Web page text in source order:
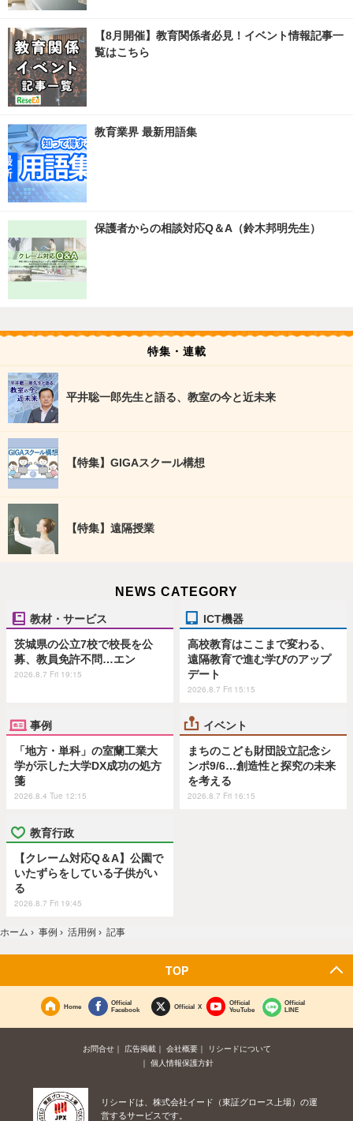
【8月開催】教育関係者必見！イベント情報記事一
覧はこちら
教育業界 最新用語集
保護者からの相談対応Q＆A（鈴木邦明先生）
特集・連載
平井聡一郎先生と語る、教室の今と近未来
【特集】GIGAスクール構想
【特集】遠隔授業
NEWS CATEGORY
教材・サービス
茨城県の公立7校で校長を公
募、教員免許不問…エン
2026.8.7 Fri 19:15
ICT機器
高校教育はここまで変わる、
遠隔教育で進む学びのアップ
デート
2026.8.7 Fri 15:15
事例
「地方・単科」の室蘭工業大
学が示した大学DX成功の処方
箋
2026.8.4 Tue 12:15
イベント
まちのこども財団設立記念シ
ンポ9/6…創造性と探究の未来
を考える
2026.8.7 Fri 16:15
教育行政
【クレーム対応Q＆A】公園で
いたずらをしている子供がい
る
2026.8.7 Fri 19:45
ホーム › 事例 › 活用例 › 記事
TOP
Home
Official
Facebook
Official X
Official
YouTube
Official
LINE
お問合せ 広告掲載 会社概要
リシードについて
個人情報保護方針
リシードは、株式会社イード（東証グロース上場）の運
営するサービスです。